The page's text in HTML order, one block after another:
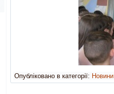
Опубліковано в категорії: Новини